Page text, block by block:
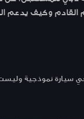
القادم وكيف يدعم
سيارة نموذجية